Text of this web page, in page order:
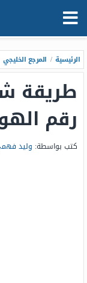
الرئيسية / المرجع الخليجي
طريقة
رقم الهوية
كتب بواسطة: وليد